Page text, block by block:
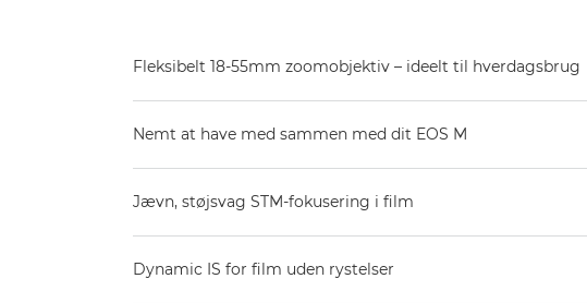
Fleksibelt 18-55mm zoomobjektiv – ideelt til hverdagsbrug
Nemt at have med sammen med dit EOS M
Jævn, støjsvag STM-fokusering i film
Dynamic IS for film uden rystelser